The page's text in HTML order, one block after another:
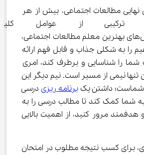
مطالعات اجتماعی، بیش از هر
ترکیبی از عوامل
بهره‌مندی از آموزش‌های بهترین معلم مطالعات اجتماعی،
را به شکلی جذاب و قابل فهم ارائه
را شناسایی و برطرف کند، امری
تنها نیمی از مسیر است. نیم دیگر این
داشتن یک برنامه ریزی درسی
شما کمک کند تا مطالب درسی را به
مرور کنید، از اهمیت بالایی
برای کسب نتیجه مطلوب در امتحان